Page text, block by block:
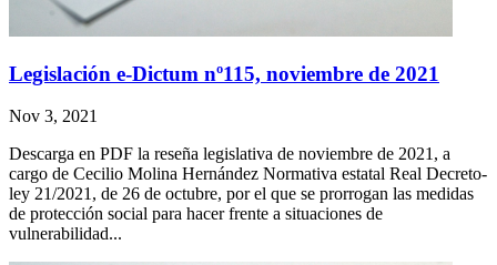
Legislación e-Dictum nº115, noviembre de 2021
Nov 3, 2021
Descarga en PDF la reseña legislativa de noviembre de 2021, a
cargo de Cecilio Molina Hernández Normativa estatal Real Decreto-
ley 21/2021, de 26 de octubre, por el que se prorrogan las medidas
de protección social para hacer frente a situaciones de
vulnerabilidad...